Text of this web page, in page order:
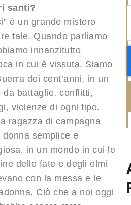
santi?
è un grande mistero
tale. Quando parliamo
innanzitutto
in cui è vissuta. Siamo
dei cent’anni, in un
da battaglie, conflitti,
violenze di ogni tipo.
ragazza di campagna
semplice e
in un mondo in cui le
delle fate e degli olmi
con la messa e le
Ciò che a noi oggi